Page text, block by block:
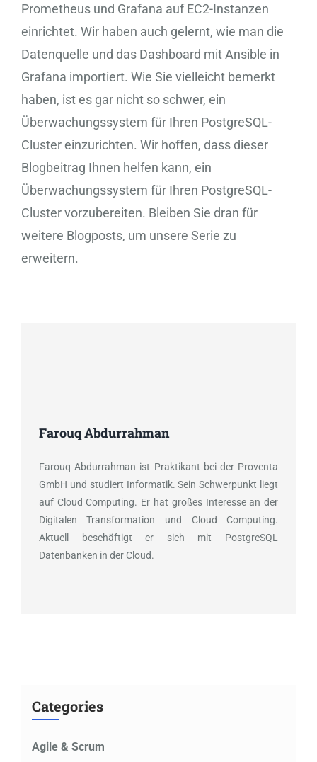
Prometheus und Grafana auf EC2-Instanzen
einrichtet. Wir haben auch gelernt, wie man die
Datenquelle und das Dashboard mit Ansible in
Grafana importiert. Wie Sie vielleicht bemerkt
haben, ist es gar nicht so schwer, ein
Überwachungssystem für Ihren PostgreSQL-
Cluster einzurichten. Wir hoffen, dass dieser
Blogbeitrag Ihnen helfen kann, ein
Überwachungssystem für Ihren PostgreSQL-
Cluster vorzubereiten. Bleiben Sie dran für
weitere Blogposts, um unsere Serie zu
erweitern.
Farouq Abdurrahman
Farouq Abdurrahman ist Praktikant bei der Proventa
GmbH und studiert Informatik. Sein Schwerpunkt liegt
auf Cloud Computing. Er hat großes Interesse an der
Digitalen Transformation und Cloud Computing.
Aktuell beschäftigt er sich mit PostgreSQL
Datenbanken in der Cloud.
Categories
Agile & Scrum